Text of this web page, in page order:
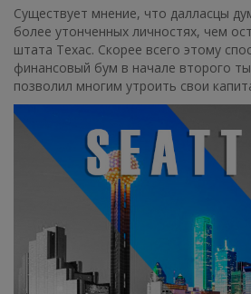
Существует мнение, что далласцы
более утонченных личностях, чем
штата Техас. Скорее всего этому
финансовый бум в начале второго
позволил многим утроить свои